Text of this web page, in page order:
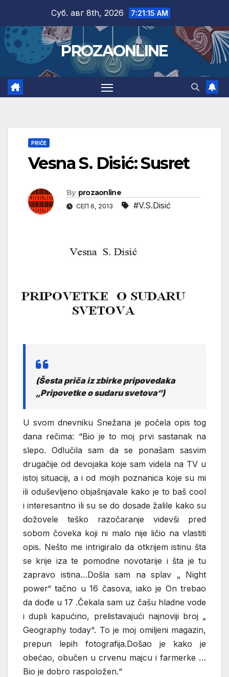
content
Суб. авг 8th, 2026 7:21:16 AM
PROZAONLINE
PRIČE
Vesna S. Disić: Susret
By prozaonline
СЕП 6, 2013 #V.S.Disić
(Šesta priča iz zbirke pripovedaka
„Pripovetke o sudaru svetova“)
U svom dnevniku Snežana je počela opis tog
dana rečima: “Bio je to moj prvi sastanak na
slepo. Odlučila sam da se ponašam sasvim
drugačije od devojaka koje sam videla na TV u
istoj situaciji, a i od mojih poznanica koje su mi
ili oduševljeno objašnjavale kako je to baš cool
i interesantno ili su se do dosade žalile kako su
dožovele teško razočaranje videvši pred
sobom čoveka koji ni malo nije ličio na vlastiti
opis. Nešto me intrigiralo da otkrijem istinu šta
se krije iza te pomodne novotarije i šta je tu
zapravo istina…Došla sam na splav „ Night
power“ tačno u 16 časova, iako je On trebao
da dođe u 17 .Čekala sam uz čašu hladne vode
i dupli kapućino, prelistavajući najnoviji broj „
Geography today“. To je moj omiljeni magazin,
prepun lepih fotografija.Došao je kako je
obećao, obučen u crvenu majcu i farmerke …
Bio je dobro raspoložen.“